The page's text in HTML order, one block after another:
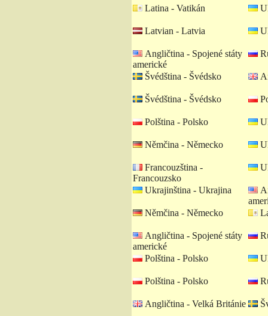
Latina - Vatikán
Latvian - Latvia
Angličtina - Spojené státy
americké
Švédština - Švédsko
Švédština - Švédsko
Polština - Polsko
Němčina - Německo
Francouzština -
Francouzsko
Ukrajinština - Ukrajina
Němčina - Německo
Angličtina - Spojené státy
americké
Polština - Polsko
Polština - Polsko
Angličtina - Velká Británie